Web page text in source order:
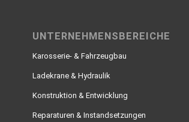
UNTERNEHMENSBEREICHE
Karosserie- & Fahrzeugbau
Ladekrane & Hydraulik
Konstruktion & Entwicklung
Reparaturen & Instandsetzungen